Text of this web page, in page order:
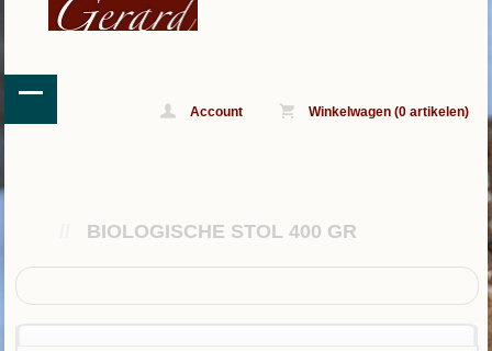
Account Winkelwagen (0 artikelen)
BIOLOGISCHE STOL 400 GR